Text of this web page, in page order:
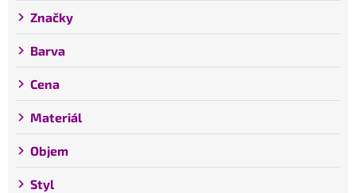
Značky
Barva
Cena
Materiál
Objem
Styl